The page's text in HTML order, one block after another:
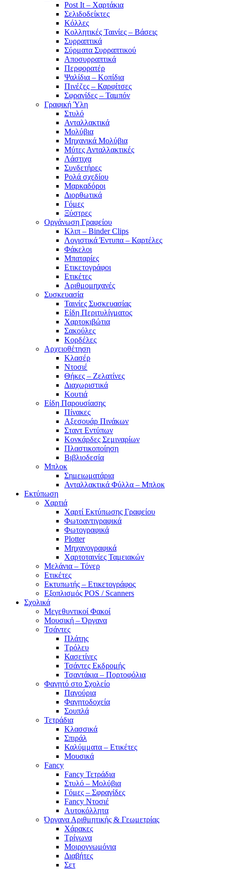
Post It – Χαρτάκια
Σελιδοδείκτες
Κόλλες
Κολλητικές Ταινίες – Βάσεις
Συρραπτικά
Σύρματα Συρραπτικού
Αποσυρραπτικά
Περφορατέρ
Ψαλίδια – Κοπίδια
Πινέζες – Καρφίτσες
Σφραγίδες – Ταμπόν
Γραφική Ύλη
Στυλό
Ανταλλακτικά
Μολύβια
Μηχανικά Μολύβια
Μύτες Ανταλλακτικές
Λάστιχα
Συνδετήρες
Ρολά σχεδίου
Μαρκαδόροι
Διορθωτικά
Γόμες
Ξύστρες
Οργάνωση Γραφείου
Κλιπ – Binder Clips
Λογιστικά Έντυπα – Καρτέλες
Φάκελοι
Μπαταρίες
Ετικετογράφοι
Ετικέτες
Αριθμομηχανές
Συσκευασία
Ταινίες Συσκευασίας
Είδη Περιτυλίγματος
Χαρτοκιβώτια
Σακούλες
Κορδέλες
Αρχειοθέτηση
Κλασέρ
Ντοσιέ
Θήκες – Ζελατίνες
Διαχωριστικά
Κουτιά
Είδη Παρουσίασης
Πίνακες
Αξεσουάρ Πινάκων
Σταντ Εντύπων
Κονκάρδες Σεμιναρίων
Πλαστικοποίηση
Βιβλιοδεσία
Μπλοκ
Σημειωματάρια
Ανταλλακτικά Φύλλα – Μπλοκ
Εκτύπωση
Χαρτιά
Χαρτί Εκτύπωσης Γραφείου
Φωτοαντιγραφικά
Φωτογραφικά
Plotter
Μηχανογραφικά
Χαρτοταινίες Ταμειακών
Μελάνια – Τόνερ
Ετικέτες
Εκτυπωτής – Ετικετογράφος
Εξοπλισμός POS / Scanners
Σχολικά
Μεγεθυντικοί Φακοί
Μουσική – Όργανα
Τσάντες
Πλάτης
Τρόλευ
Κασετίνες
Τσάντες Εκδρομής
Τσαντάκια – Πορτοφόλια
Φαγητό στο Σχολείο
Παγούρια
Φαγητοδοχεία
Σουπλά
Τετράδια
Κλασσικά
Σπιράλ
Καλύμματα – Ετικέτες
Μουσικά
Fancy
Fancy Τετράδια
Στυλό – Μολύβια
Γόμες – Σφραγίδες
Fancy Ντοσιέ
Αυτοκόλλητα
Όργανα Αριθμητικής & Γεωμετρίας
Χάρακες
Τρίγωνα
Mοιρογνωμόνια
Διαβήτες
Σετ